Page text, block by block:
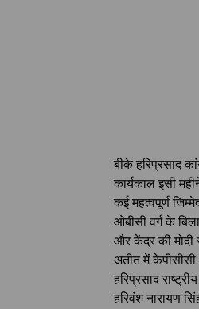
बीके हरिप्रसाद
कार्यकाल इसी
कई महत्वपूर्ण
ओबीसी वर्ग के
और केंद्र की मोदी
अतीत में केपीसीसी
हरिप्रसाद
हरिवंश नारायण